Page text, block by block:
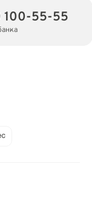
100-55-55